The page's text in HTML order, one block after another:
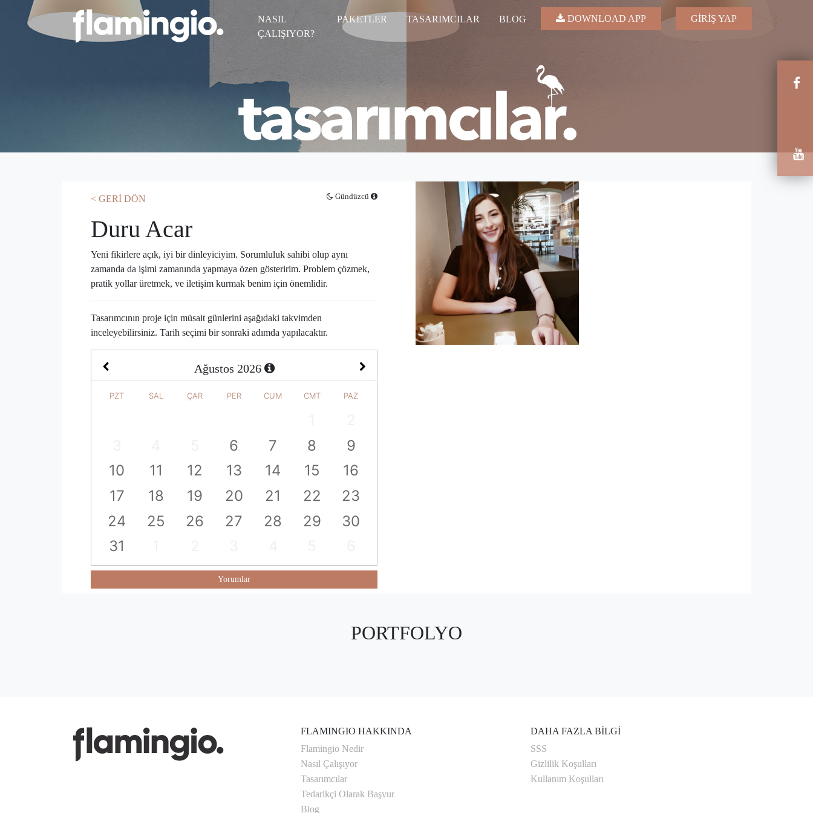
NASIL
ÇALIŞIYOR?
PAKETLER TASARIMCILAR BLOG DOWNLOAD APP GİRİŞ YAP
Gündüzcü
< GERİ DÖN
Duru Acar
Yeni fikirlere açık, iyi bir dinleyiciyim. Sorumluluk sahibi olup aynı
zamanda da işimi zamanında yapmaya özen gösteririm. Problem çözmek,
pratik yollar üretmek, ve iletişim kurmak benim için önemlidir.
Tasarımcının proje için müsait günlerini aşağıdaki takvimden
inceleyebilirsiniz. Tarih seçimi bir sonraki adımda yapılacaktır.
Ağustos 2026
PZT SAL ÇAR PER CUM CMT PAZ
6 7 8
9
10
11 12 13 14 15
16
17
18 19 20 21 22
23
24
25 26 27 28 29
30
31
Yorumlar
PORTFOLYO
FLAMINGIO HAKKINDA
Flamingio Nedir
Nasıl Çalışıyor
Tasarımcılar
Tedarikçi Olarak Başvur
Blog
DAHA FAZLA BİLGİ
SSS
Gizlilik Koşulları
Kullanım Koşulları